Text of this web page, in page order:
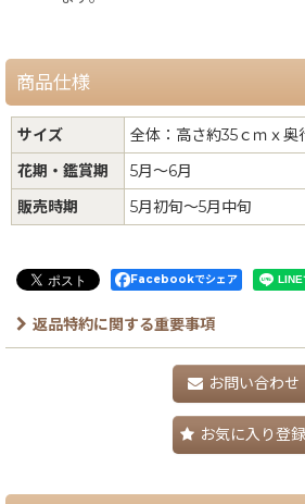
商品仕様
サイズ
全体：高さ約35ｃｍｘ奥
花期・鑑賞期
5月〜6月
販売時期
5月初旬〜5月中旬
Facebookでシェア
返品特約に関する重要事項
お問い合わせ
お気に入り登録